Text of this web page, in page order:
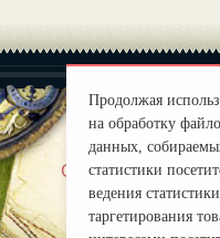
О нас
Продолжая
на обработку
данных,
статистики
ведения
таргетирования